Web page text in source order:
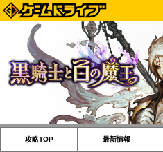
攻略TOP 最新情報